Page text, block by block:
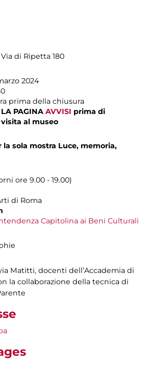
Via di Ripetta 180
2024
prima della chiusura
LA PAGINA AVVISI prima di
al museo
sola mostra Luce, memoria,
ore 9.00 - 19.00)
di Roma
Capitolina ai Beni Culturali
Matitti, docenti dell’Accademia di
la collaborazione della tecnica di